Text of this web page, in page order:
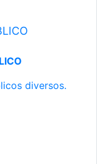
diversos.